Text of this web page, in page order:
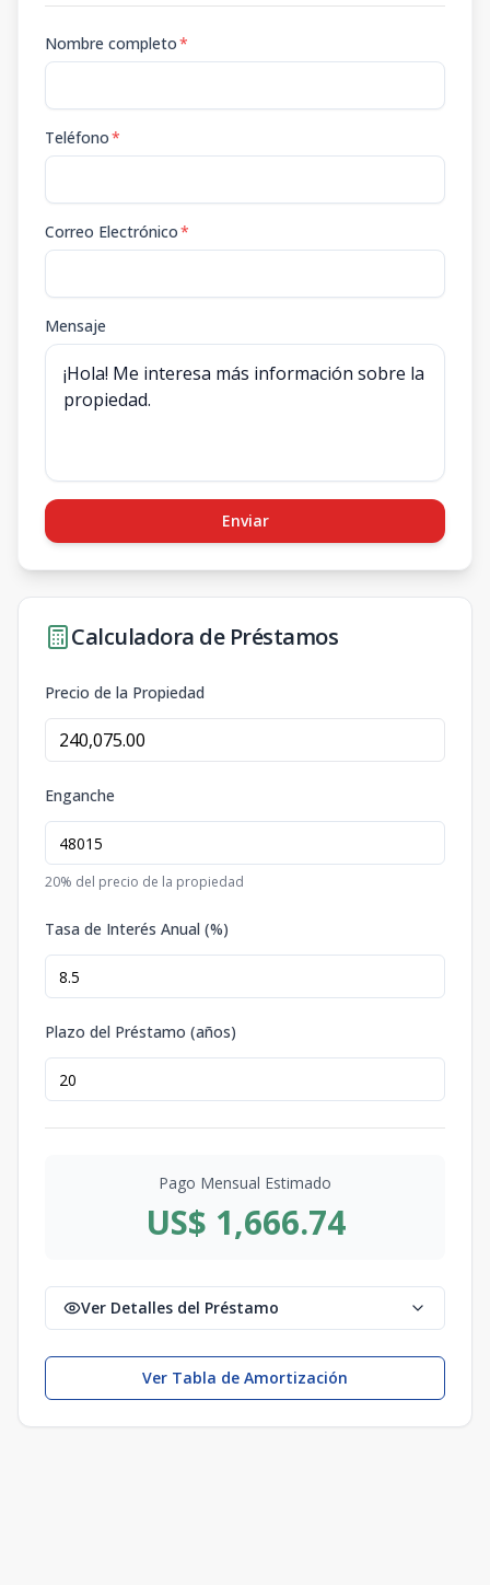
Nombre completo*
Teléfono*
Correo Electrónico*
Mensaje
Enviar
Calculadora de Préstamos
Precio de la Propiedad
Enganche
20% del precio de la propiedad
Tasa de Interés Anual (%)
Plazo del Préstamo (años)
Pago Mensual Estimado
US$ 1,666.74
Ver Detalles del Préstamo
Ver Tabla de Amortización